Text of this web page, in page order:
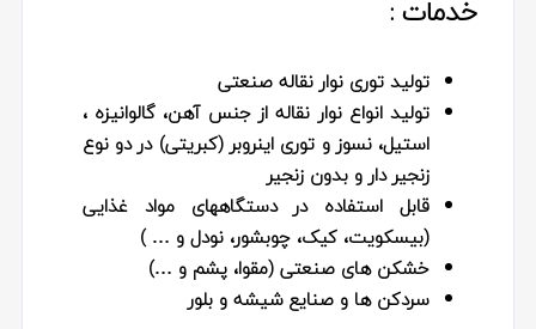
خدمات :
تولید توری نوار نقاله صنعتی
تولید انواع نوار نقاله از جنس آهن، گالوانیزه ،
استیل، نسوز و توری اینروبر (کبریتی) در دو نوع
زنجیر دار و بدون زنجیر
قابل استفاده در دستگاههای مواد غذایی
(بیسکویت، کیک، چوبشور، نودل و … )
خشکن های صنعتی (مقوا، پشم و …)
سردکن ها و صنایع شیشه و بلور